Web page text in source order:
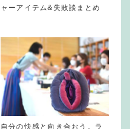
ャーアイテム&失敗談まとめ
自分の快感と向き合おう。ラ